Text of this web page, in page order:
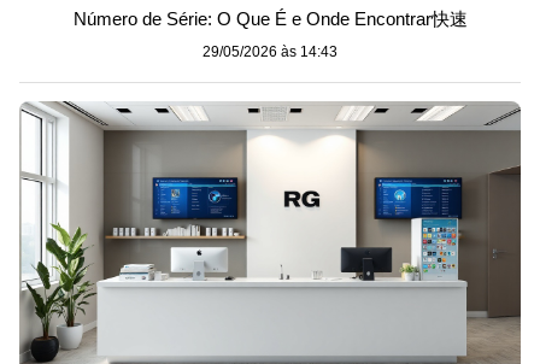
Número de Série: O Que É e Onde Encontrar快速
29/05/2026 às 14:43